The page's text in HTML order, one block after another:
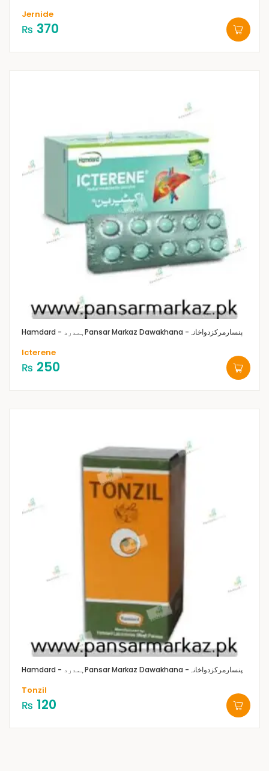
Jernide
₨ 370
Hamdard - ہمدرد Pansar Markaz Dawakhana -پنسارمرکزدواخانہ
Icterene
₨ 250
Hamdard - ہمدرد Pansar Markaz Dawakhana -پنسارمرکزدواخانہ
Tonzil
₨ 120